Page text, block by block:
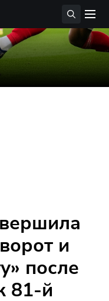
и
после
81-й